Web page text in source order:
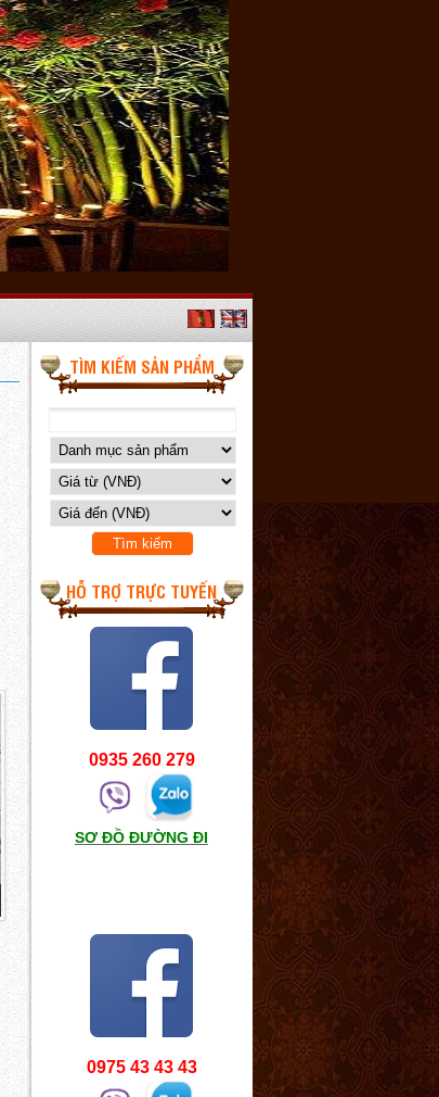
TÌM KIẾM SẢN PHẨM
HỖ TRỢ TRỰC TUYẾN
0935 260 279
SƠ ĐỒ ĐƯỜNG ĐI
0975 43 43 43